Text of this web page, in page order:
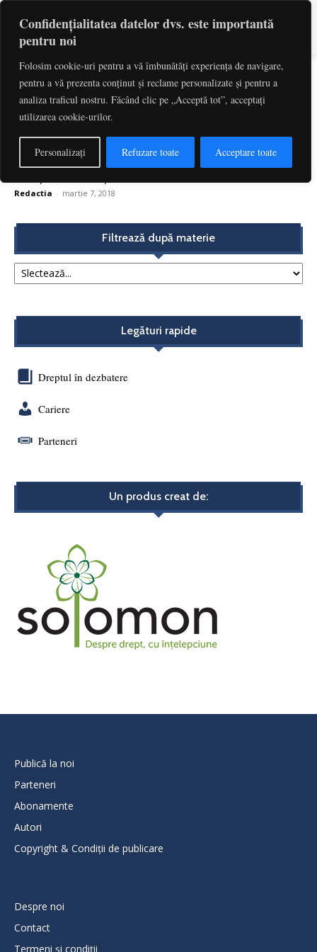
Confidențialitatea datelor dvs. este importantă
pentru noi
Folosim cookie-uri pentru a vă îmbunătăți experiența de navigare,
pentru a vă prezenta conținut și reclame personalizate și pentru a
analiza traficul nostru. Făcând clic pe „Acceptă tot”, acceptați
utilizarea cookie-urilor.
Personalizați Refuzare toate Acceptare toate
Etichetă: Art. 505 Din Codul De
Procedura Penala
Excepție de neconstituționalitate admisă: art.31 alin.
(2) din Legea nr.47/1992 privind organizarea şi
Redactia - martie 7, 2018
Filtrează după materie
Legături rapide
Dreptul în dezbatere
Cariere
Parteneri
Un produs creat de:
Publică la noi
Parteneri
Abonamente
Autori
Copyright & Condiții de publicare
Despre noi
Contact
Termeni și condiții